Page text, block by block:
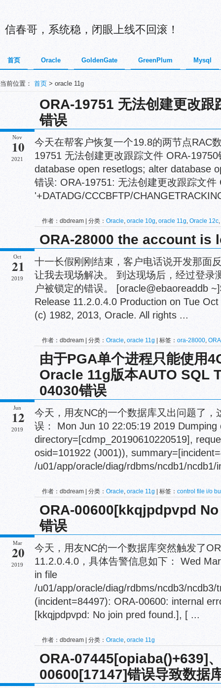
信春哥，系统稳，闭眼上线不回滚！
首页 Oracle GoldenGate GreenPlum Mysql
当前位置： 首页 > oracle 11g
ORA-19751 无法创建更改跟
错误
Nov
10
2021
今天在帮客户恢复一个19.8的两节点RAC
19751 无法创建更改跟踪文件 ORA-
database open resetlogs; alter database
错误: ORA-19751: 无法创建更改跟踪文
'+DATADG/CCCBFTP/
作者：dbdream | 分类： Oracle, oracle 10g, oracle 11g, Oracle 12c,
ORA-28000 the account is
Oct
21
2019
十一长假刚刚结束，客户电话说开发那面
让我去现场解决。 到达现场后，经过登录
户被锁定的错误。 [oracle@ebaoreaddb
Release 11.2.0.4.0 Production on Tue
(c) 1982, 2013, Oracle. All rights ...
作者：dbdream | 分类： Oracle, oracle 11g | 标签： ora-28000,
由于PGA单个进程只能使用
Oracle 11g版本AUTO SQL
04030错误
Jun
12
2019
今天，用友NC的一个数据库又出问题了，
误： Mon Jun 10 22:05:19 2019 Dumping
directory=[cdmp_20190610220519],
osid=101922 (J001)),
/u01/app/oracle/diag/rdbms/ncdb1/ncdb1/
作者：dbdream | 分类： Oracle, oracle 11g | 标签： control file i/o
ORA-00600[kkqjpdpvpd
错误
Mar
20
2019
今天，用友NC的一个数据库突然触发了
11.2.0.4.0，具体告警信息如下： Wed
in file
/u01/app/oracle/diag/rdbms/ncdb3/
(incident=84497): ORA-00600: internal
[kkqjpdpvpd: No join pred found.], [ ...
作者：dbdream | 分类： Oracle, oracle 11g
ORA-07445[opiaba()+639]
00600[17147]错误导致数据